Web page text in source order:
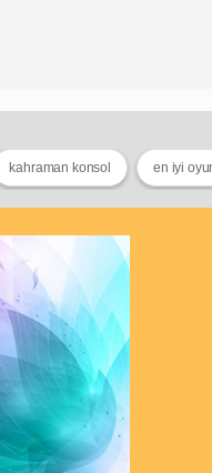
kahraman konsol en iyi